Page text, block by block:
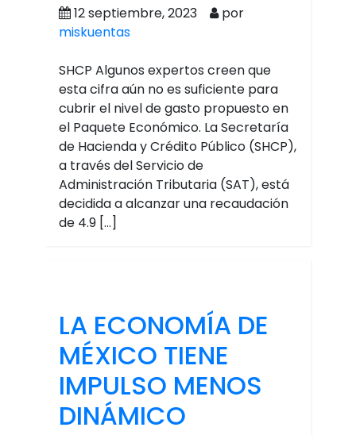
12 septiembre, 2023
por
miskuentas
SHCP Algunos expertos creen que
esta cifra aún no es suficiente para
cubrir el nivel de gasto propuesto en
el Paquete Económico. La Secretaría
de Hacienda y Crédito Público (SHCP),
a través del Servicio de
Administración Tributaria (SAT), está
decidida a alcanzar una recaudación
de 4.9 […]
LA ECONOMÍA DE
MÉXICO TIENE
IMPULSO MENOS
DINÁMICO